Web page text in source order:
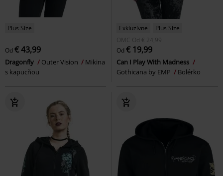
Plus Size
Od € 43,99
Dragonfly Outer Vision
Mikina
s kapucňou
Exkluzívne
Plus Size
OMC Od € 24,99
Od € 19,99
Can I Play With Madness
Gothicana by EMP
Bolérko